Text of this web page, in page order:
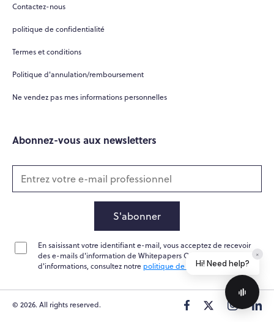
Contactez-nous
politique de confidentialité
Termes et conditions
Politique d'annulation/remboursement
Ne vendez pas mes informations personnelles
Abonnez-vous aux newsletters
S'abonner
En saisissant votre identifiant e-mail, vous acceptez de recevoir
des e-mails d'information de Whitepapers Online. Pour plus
d'informations, consultez notre politique de confidentialité
© 2026. All rights reserved.
Messages
Powered byWhisper.AI